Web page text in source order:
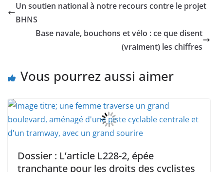
Un soutien national à notre recours contre le projet
BHNS
Base navale, bouchons et vélo : ce que disent
(vraiment) les chiffres
Vous pourrez aussi aimer
Dossier : L’article L228-2, épée
tranchante pour les droits des cyclistes